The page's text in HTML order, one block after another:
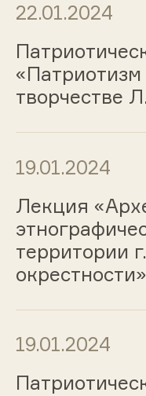
22.01.2024
творчестве
19.01.2024
Лекция
территории
окрестности»
19.01.2024